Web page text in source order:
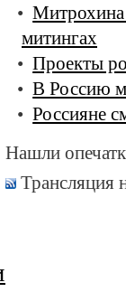
Митрохина
митингах
Проекты
В Россию
Россияне
Нашли
Трансляция